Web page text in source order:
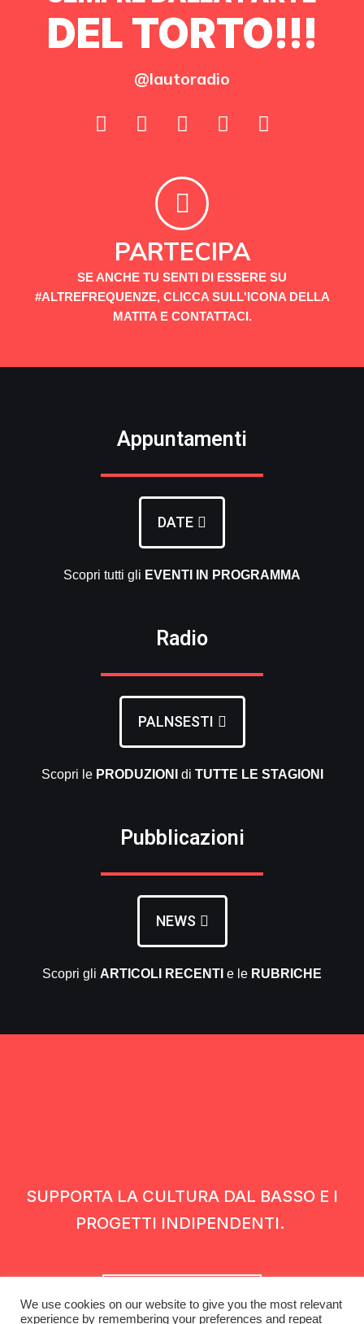
DEL TORTO!!!
@lautoradio
PARTECIPA
SE ANCHE TU SENTI DI ESSERE SU
#ALTREFREQUENZE, CLICCA SULL'ICONA DELLA
MATITA E CONTATTACI.
Appuntamenti
DATE
Scopri tutti gli EVENTI IN PROGRAMMA
Radio
PALNSESTI
Scopri le PRODUZIONI di TUTTE LE STAGIONI
Pubblicazioni
NEWS
Scopri gli ARTICOLI RECENTI e le RUBRICHE
SUPPORTA LA CULTURA DAL BASSO E I
PROGETTI INDIPENDENTI.
We use cookies on our website to give you the most relevant
experience by remembering your preferences and repeat